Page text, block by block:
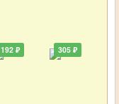
192 ₽ 305 ₽